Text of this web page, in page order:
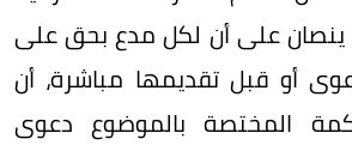
ينصان على أن لكل مدع بحق على
أو قبل تقديمها مباشرة، أن
المختصة بالموضوع دعوى